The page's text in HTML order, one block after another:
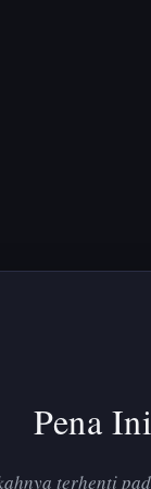
Pena
terhenti